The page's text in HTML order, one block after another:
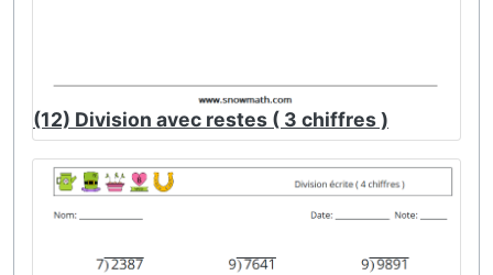
(12) Division avec restes ( 3 chiffres )